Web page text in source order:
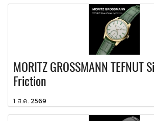
MORITZ GROSSMANN
Friction
1 ส.ค. 2569